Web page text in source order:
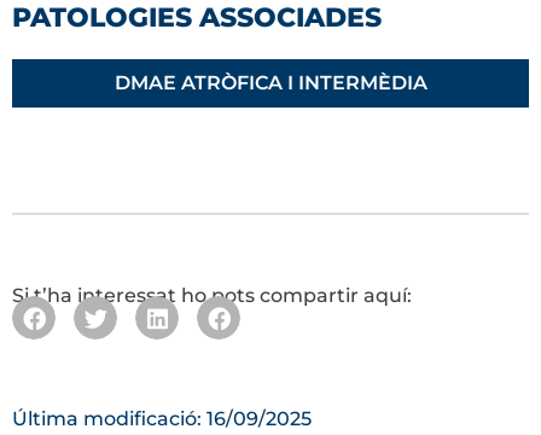
PATOLOGIES ASSOCIADES
DMAE ATRÒFICA I INTERMÈDIA
Si t’ha interessat ho pots compartir aquí:
Última modificació: 16/09/2025